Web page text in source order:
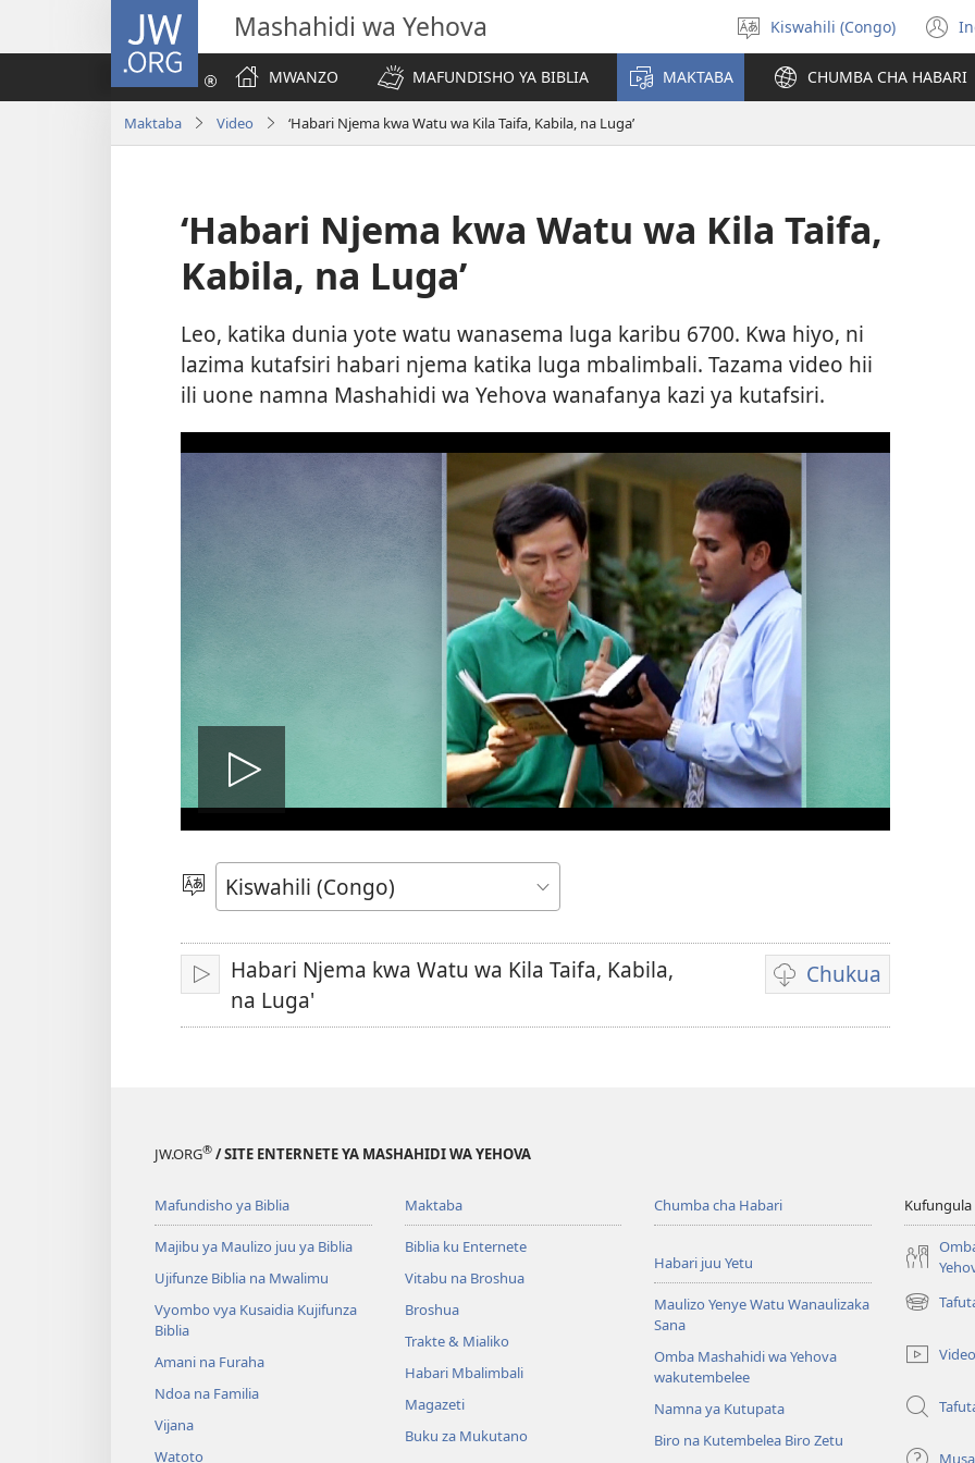
JW.ORG Mashahidi wa Yehova
Chagua
luga
Kiswahili (Congo)
MWANZO
MAFUNDISHO YA BIBLIA MAKTABA CHUMBA CHA HABARI
Maktaba Video ‘Habari Njema kwa Watu wa Kila Taifa, Kabila, na Luga’
‘Habari Njema kwa Watu wa Kila Taifa,
Kabila, na Luga’
Leo, katika dunia yote watu wanasema luga karibu 6700. Kwa hiyo, ni
lazima kutafsiri habari njema katika luga mbalimbali. Tazama video hii
ili uone namna Mashahidi wa Yehova wanafanya kazi ya kutafsiri.
Soma
video
Chagua
Luga
Fungua
Habari Njema kwa Watu wa Kila Taifa, Kabila,
na Luga'
Chukua
Njia
mbalimbali
JW.ORG® / SITE ENTERNETE YA MASHAHIDI WA YEHOVA
Mafundisho ya Biblia
Majibu ya Maulizo juu ya Biblia
Ujifunze Biblia na Mwalimu
Vyombo vya Kusaidia Kujifunza
Biblia
Amani na Furaha
Ndoa na Familia
Vijana
Watoto
Maktaba
Biblia ku Enternete
Vitabu na Broshua
Broshua
Trakte & Mialiko
Habari Mbalimbali
Magazeti
Buku za Mukutano
Chumba cha Habari
Habari juu Yetu
Maulizo Yenye Watu Wanaulizaka
Sana
Omba Mashahidi wa Yehova
wakutembelee
Namna ya Kutupata
Biro na Kutembelea Biro Zetu
Kufungula
(opens
window)Video